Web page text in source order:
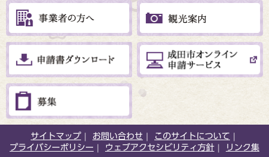
サイトマップ お問い合わせ
このサイトについて
プライバシーポリシー
ウェブアクセシビリティ方針 リンク集